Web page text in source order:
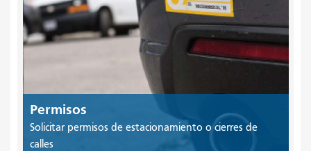
Permisos
Solicitar permisos de estacionamiento o cierres de
calles